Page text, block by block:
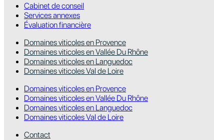
Cabinet de conseil
Services annexes
Évaluation financière
Domaines viticoles en Provence
Domaines viticoles en Vallée Du Rhône
Domaines viticoles en Languedoc
Domaines viticoles Val de Loire
Domaines viticoles en Provence
Domaines viticoles en Vallée Du Rhône
Domaines viticoles en Languedoc
Domaines viticoles Val de Loire
Contact